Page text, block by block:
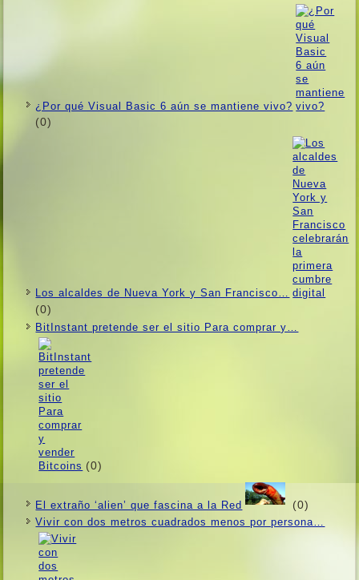
¿Por qué Visual Basic 6 aún se mantiene vivo?
(0)
Los alcaldes de Nueva York y San Francisco…
(0)
BitInstant pretende ser el sitio Para comprar y…
(0)
El extraño ‘alien’ que fascina a la Red (0)
Vivir con dos metros cuadrados menos por persona…